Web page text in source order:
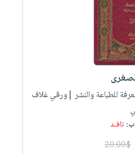
للطباعة والنشر |ورقي غلاف
نافـد
20.00$